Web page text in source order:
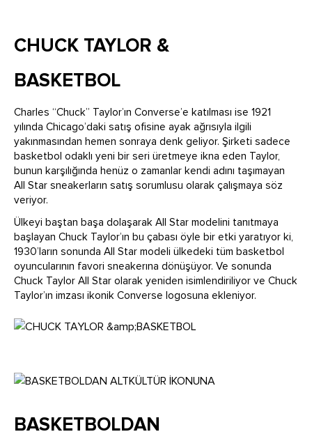
CHUCK TAYLOR &
BASKETBOL
Charles “Chuck” Taylor’ın Converse’e katılması ise 1921
yılında Chicago’daki satış ofisine ayak ağrısıyla ilgili
yakınmasından hemen sonraya denk geliyor. Şirketi sadece
basketbol odaklı yeni bir seri üretmeye ikna eden Taylor,
bunun karşılığında henüz o zamanlar kendi adını taşımayan
All Star sneakerların satış sorumlusu olarak çalışmaya söz
veriyor.
Ülkeyi baştan başa dolaşarak All Star modelini tanıtmaya
başlayan Chuck Taylor’ın bu çabası öyle bir etki yaratıyor ki,
1930’ların sonunda All Star modeli ülkedeki tüm basketbol
oyuncularının favori sneakerına dönüşüyor. Ve sonunda
Chuck Taylor All Star olarak yeniden isimlendiriliyor ve Chuck
Taylor’ın imzası ikonik Converse logosuna ekleniyor.
BASKETBOLDAN